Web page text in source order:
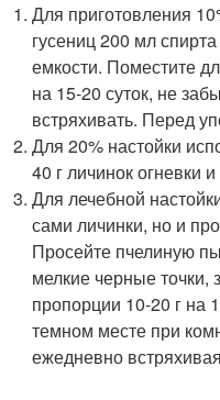
Для приготовления
гусениц 200 мл
емкости. Поместите
на 15-20 суток, не
встряхивать. Перед
Для 20% настойки
40 г личинок огневки
Для лечебной
сами личинки, но и
Просейте пчелиную
мелкие черные точки,
пропорции 10-20 г на
темном месте при
ежедневно